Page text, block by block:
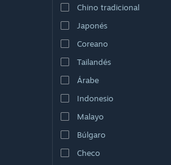
Chino tradicional
Japonés
Coreano
Tailandés
Árabe
Indonesio
Malayo
Búlgaro
Checo